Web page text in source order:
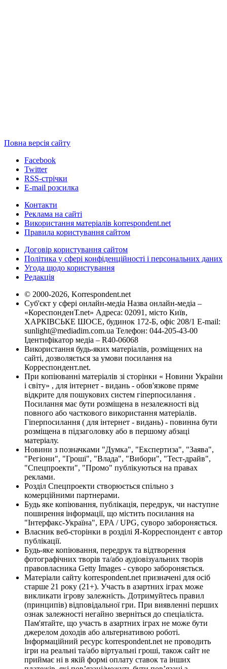
Повна версія сайту
Facebook
Twitter
RSS-стрічки
E-mail розсилка
Контакти
Реклама на сайті
Використання матеріалів korrespondent.net
Правила користування сайтом
Договір користування сайтом
Політика у сфері конфіденційності і персональних даних
Угода щодо користування
Редакція
© 2000-2026, Korrespondent.net
Суб'єкт у сфері онлайн-медіа Назва онлайн-медіа –
«КореспонденТ.net» Адреса: 02091, місто Київ,
ХАРКІВСЬКЕ ШОСЕ, будинок 172-Б, офіс 208/1 E-mail:
sunlight@mediadim.com.ua Телефон: 044-205-43-00
Ідентифікатор медіа – R40-06068
Використання будь-яких матеріалів, розміщених на
сайті, дозволяється за умови посилання на
Корреспондент.net.
При копіюванні матеріалів зі сторінки « Новини України
і світу» , для інтернет - видань - обов'язкове пряме
відкрите для пошукових систем гіперпосилання .
Посилання має бути розміщена в незалежності від
повного або часткового використання матеріалів.
Гіперпосилання ( для інтернет - видань) - повинна бути
розміщена в підзаголовку або в першому абзаці
матеріалу.
Новини з позначками "Думка", "Експертиза", "Заява",
"Регіони", "Гроші", "Влада", "Вибори", "Тест-драйв",
"Спецпроекти", "Промо" публікуються на правах
реклами.
Розділ Спецпроекти створюється спільно з
комерційними партнерами.
Будь яке копіювання, публікація, передрук, чи наступне
поширення інформації, що містить посилання на
"Інтерфакс-Україна", EPA / UPG, суворо забороняється.
Власник веб-сторінки в розділі Я-Корреспондент є автор
публікації.
Будь-яке копіювання, передрук та відтворення
фотографічних творів та/або аудіовізуальних творів
правовласника Getty Images - суворо забороняється.
Матеріали сайту korrespondent.net призначені для осіб
старше 21 року (21+). Участь в азартних іграх може
викликати ігрову залежність. Дотримуйтесь правил
(принципів) відповідальної гри. При виявленні перших
ознак залежності негайно зверніться до спеціаліста.
Пам'ятайте, що участь в азартних іграх не може бути
джерелом доходів або альтернативою роботі.
Інформаційний ресурс korrespondent.net не проводить
ігри на реальні та/або віртуальні гроші, також сайт не
приймає ні в якій формі оплату ставок та інших